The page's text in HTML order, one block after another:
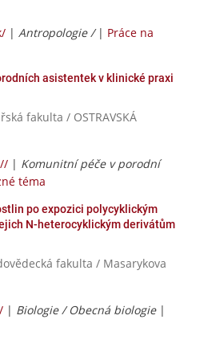
| Antropologie / | Práce na
asistentek v klinické praxi
fakulta / OSTRAVSKÁ
| Komunitní péče v porodní
téma
po expozici polycyklickým
N-heterocyklickým derivátům
fakulta / Masarykova
| Biologie / Obecná biologie|